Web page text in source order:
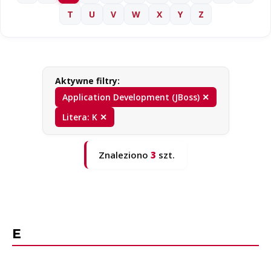
T
U V W X Y Z
Aktywne filtry:
Application Development (JBoss) ✕
Litera: K ✕
Znaleziono 3 szt.
E